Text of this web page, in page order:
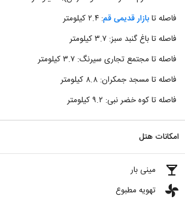
فاصله تابازار قدیمی قم: ۲.۴ کیلومتر
فاصله تا باغ گنبد سبز: ۳.۷ کیلومتر
فاصله تا مجتمع تجاری سیرنگ: ۳.۷ کیلومتر
فاصله تا مسجد جمکران: ۸.۸ کیلومتر
فاصله تا کوه خضر نبی: ۹.۲ کیلومتر
امکانات هتل
local_bar مینی بار
toys تهویه مطبوع